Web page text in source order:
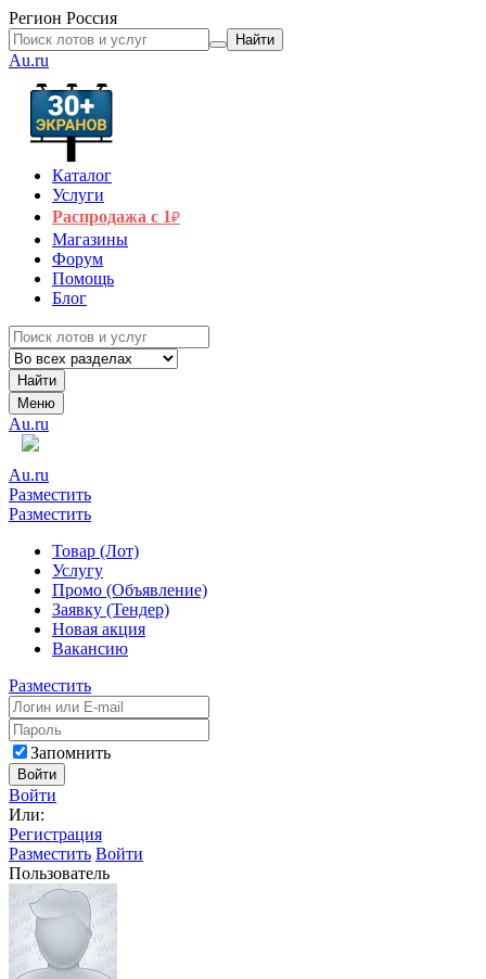
Регион Россия
Найти
Au.ru
Каталог
Услуги
Распродажа с 1₽
Магазины
Форум
Помощь
Блог
Найти
Меню
Au.ru
Au.ru
Разместить
Разместить
Товар (Лот)
Услугу
Промо (Объявление)
Заявку (Тендер)
Новая акция
Вакансию
Разместить
Запомнить
Войти
Войти
Или:
Регистрация
Разместить Войти
Пользователь